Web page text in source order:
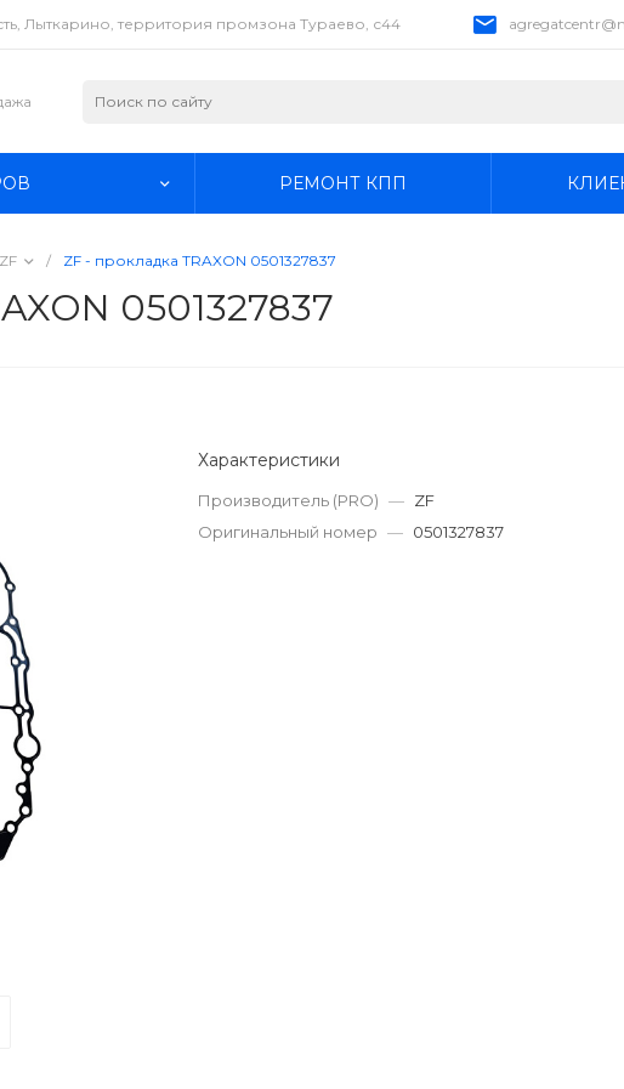
Лыткарино, территория промзона Тураево, с44
РЕМОНТ КПП
/ ZF - прокладка TRAXON 0501327837
0501327837
Характеристики
Производитель (PRO) — ZF
Оригинальный номер — 0501327837